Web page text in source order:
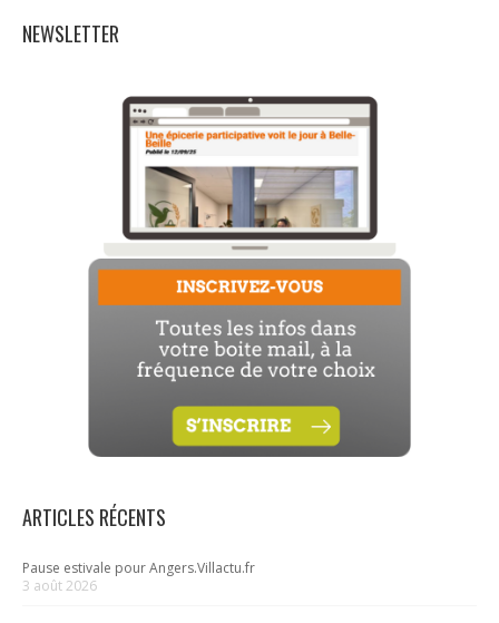
NEWSLETTER
ARTICLES RÉCENTS
Pause estivale pour Angers.Villactu.fr
3 août 2026